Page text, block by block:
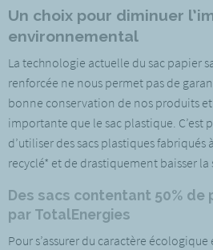
Un choix pour diminuer
environnemental
La technologie actuelle du sac papier
renforcée ne nous permet pas de
bonne conservation de nos produits et
importante que le sac plastique. C’est
d’utiliser des sacs plastiques
recyclé* et de drastiquement baisser la
Des sacs contentant 50%
par TotalEnergies
Pour s’assurer du caractère